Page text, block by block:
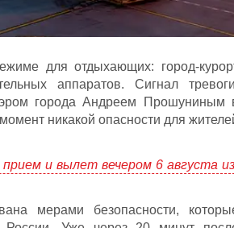
для отдыхающих: город-
аппаратов. Сигнал
города Андреем Прошуниным
никакой опасности для
и вылет вечером 6 августа
мерами безопасности,